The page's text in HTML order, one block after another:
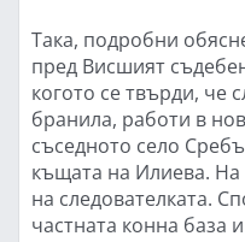
Така, подробни
пред Висшият
когото се твърди, че
бранила, работи в
съседното село
къщата на Илиева. На
на следователката.
частната конна база